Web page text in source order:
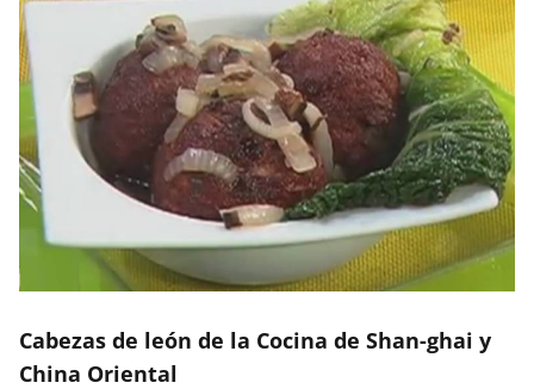
Cabezas de león de la Cocina de Shan-ghai y
China Oriental